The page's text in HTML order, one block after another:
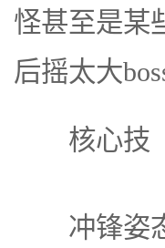
怪甚至是某
后摇太大
核心技
冲锋姿态